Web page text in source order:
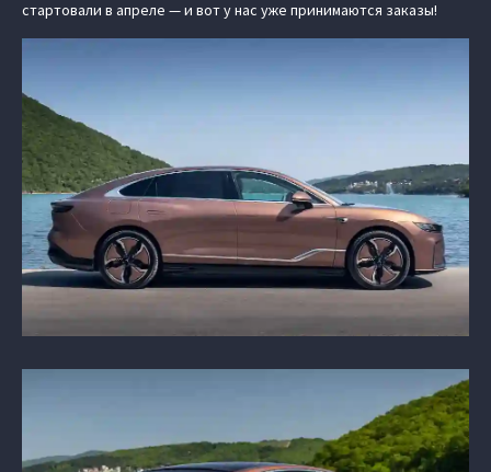
стартовали в апреле — и вот у нас уже принимаются заказы!